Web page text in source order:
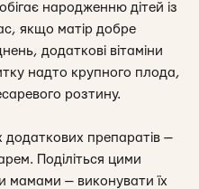
народженню дітей із
якщо матір добре
додаткові вітаміни
надто крупного плода,
розтину.
препаратів —
Поділіться цими
мамами — виконувати їх